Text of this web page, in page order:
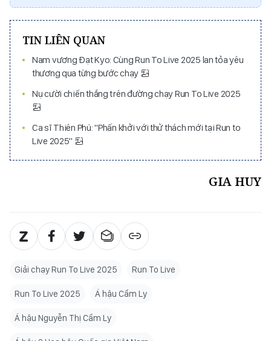
TIN LIÊN QUAN
Nam vương Đạt Kyo: Cùng Run To Live 2025 lan tỏa yêu
thương qua từng bước chạy
Nụ cười chiến thắng trên đường chạy Run To Live 2025
Ca sĩ Thiên Phú: "Phấn khởi với thử thách mới tại Run to
Live 2025"
GIA HUY
Giải chạy Run To Live 2025 Run To Live
Run To Live 2025 Á hậu Cẩm Ly
Á hậu Nguyễn Thị Cẩm Ly